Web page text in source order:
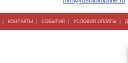
| КОНТАКТЫ | СОБЫТИЯ | УСЛОВИЯ ОПЛАТЫ |